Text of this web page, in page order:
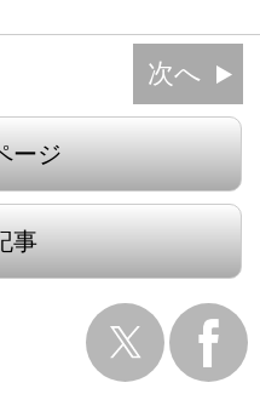
次へ
ージ
事